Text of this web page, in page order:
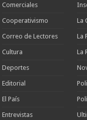
Comerciales
Cooperativismo
Correo de Lectores
Cultura
Deportes
Editorial
El País
Entrevistas
La
La
La